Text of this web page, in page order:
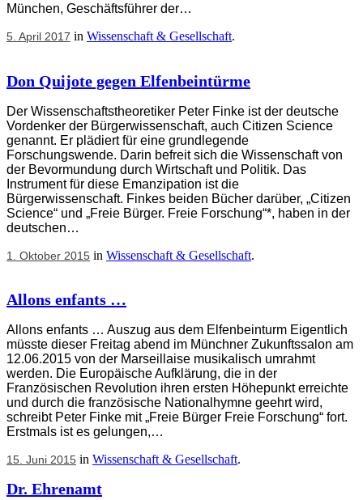
München, Geschäftsführer der…
5. April 2017 in Wissenschaft & Gesellschaft.
Don Quijote gegen Elfenbeintürme
Der Wissenschaftstheoretiker Peter Finke ist der deutsche
Vordenker der Bürgerwissenschaft, auch Citizen Science
genannt. Er plädiert für eine grundlegende
Forschungswende. Darin befreit sich die Wissenschaft von
der Bevormundung durch Wirtschaft und Politik. Das
Instrument für diese Emanzipation ist die
Bürgerwissenschaft. Finkes beiden Bücher darüber, „Citizen
Science“ und „Freie Bürger. Freie Forschung“*, haben in der
deutschen…
1. Oktober 2015 in Wissenschaft & Gesellschaft.
Allons enfants …
Allons enfants … Auszug aus dem Elfenbeinturm Eigentlich
müsste dieser Freitag abend im Münchner Zukunftssalon am
12.06.2015 von der Marseillaise musikalisch umrahmt
werden. Die Europäische Aufklärung, die in der
Französischen Revolution ihren ersten Höhepunkt erreichte
und durch die französische Nationalhymne geehrt wird,
schreibt Peter Finke mit „Freie Bürger Freie Forschung“ fort.
Erstmals ist es gelungen,…
15. Juni 2015 in Wissenschaft & Gesellschaft.
Dr. Ehrenamt